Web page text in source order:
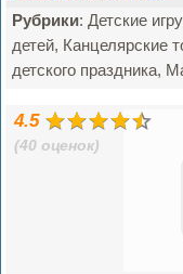
Рубрики: Детские
детей, Канцелярские
детского праздника,
4.5
(40 оценок)